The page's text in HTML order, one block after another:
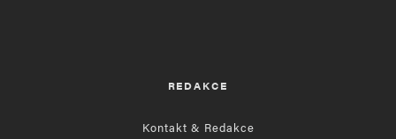
REDAKCE
Kontakt & Redakce